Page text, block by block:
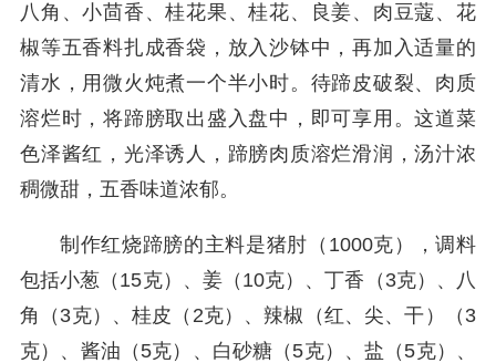
八角、小茴香、桂花果、桂花、良姜、肉豆蔻、花
椒等五香料扎成香袋，放入沙钵中，再加入适量的
清水，用微火炖煮一个半小时。待蹄皮破裂、肉质
溶烂时，将蹄膀取出盛入盘中，即可享用。这道菜
色泽酱红，光泽诱人，蹄膀肉质溶烂滑润，汤汁浓
稠微甜，五香味道浓郁。
制作红烧蹄膀的主料是猪肘（1000克），调料
包括小葱（15克）、姜（10克）、丁香（3克）、八
角（3克）、桂皮（2克）、辣椒（红、尖、干）（3
克）、酱油（5克）、白砂糖（5克）、盐（5克）、